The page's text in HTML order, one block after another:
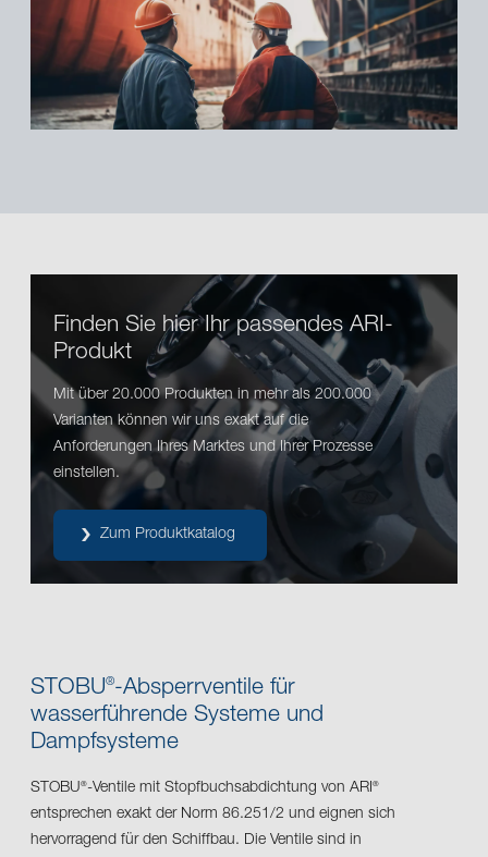
Finden Sie hier Ihr passendes ARI-
Produkt
Mit über 20.000 Produkten in mehr als 200.000
Varianten können wir uns exakt auf die
Anforderungen Ihres Marktes und Ihrer Prozesse
einstellen.
Zum Produktkatalog
STOBU®-Absperrventile für
wasserführende Systeme und
Dampfsysteme
STOBU®-Ventile mit Stopfbuchsabdichtung von ARI®
entsprechen exakt der Norm 86.251/2 und eignen sich
hervorragend für den Schiffbau. Die Ventile sind in